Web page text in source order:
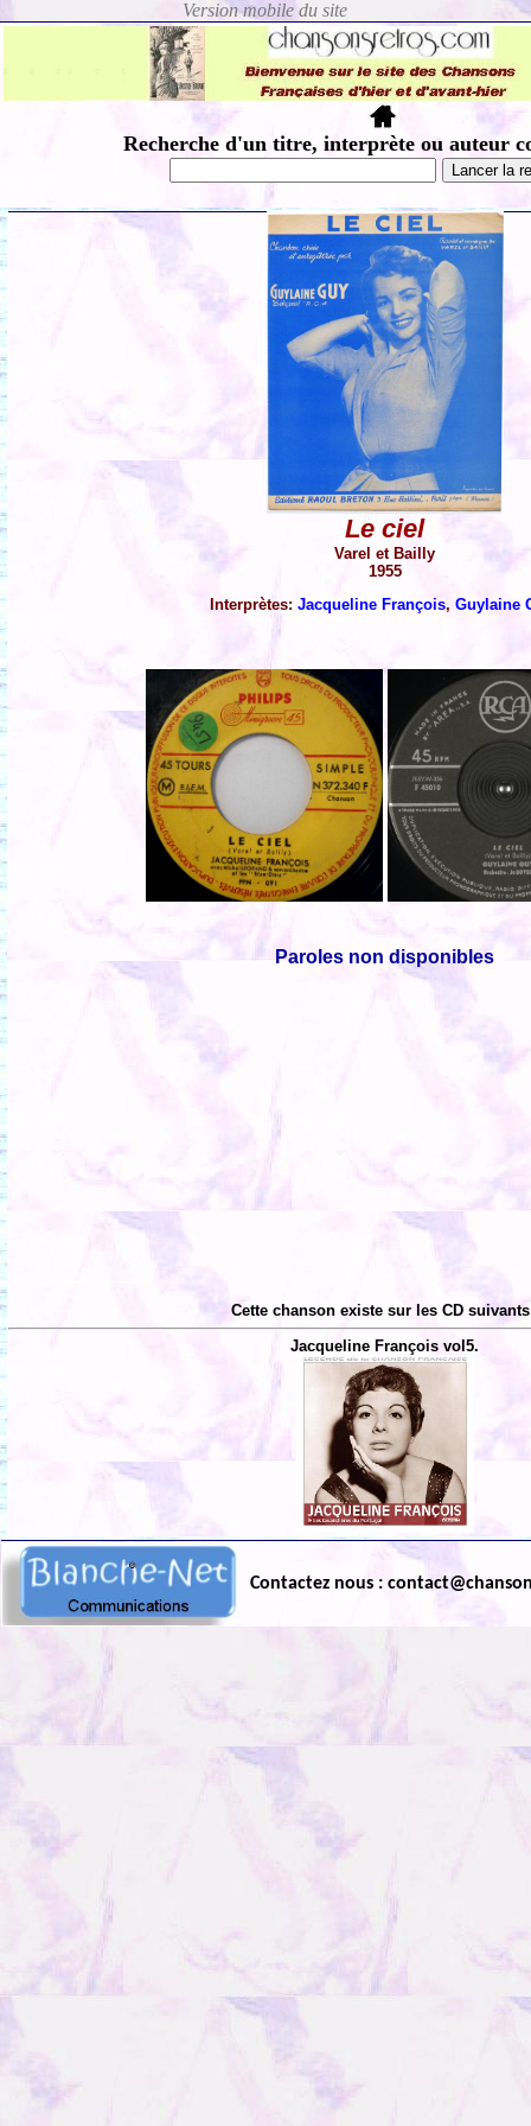
Recherche d'un titre, interprète ou auteur
Le ciel
Varel et Bailly
1955
Interprètes:Jacqueline François,Guylaine
Paroles non disponibles
Cette chanson existe sur les CD
Jacqueline François vol5.
Contactez nous :